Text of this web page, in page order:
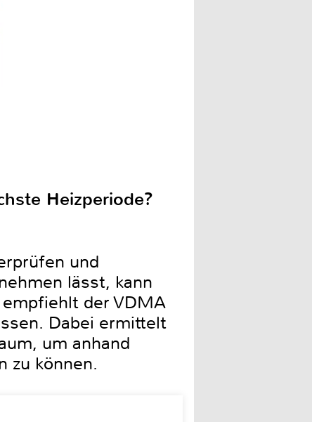
Heizperiode?
und
lässt, kann
der VDMA
Dabei ermittelt
um anhand
zu können.